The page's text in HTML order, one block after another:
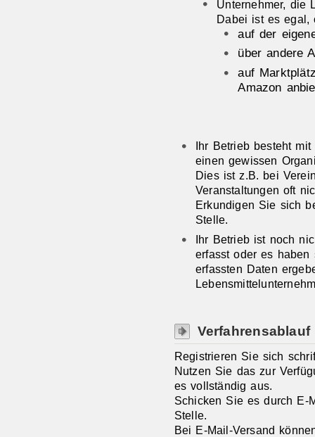
Unternehmer, die
Dabei ist es egal,
auf der
über andere
auf
Amazon
Ihr Betrieb besteht
einen gewissen
Dies ist z.B. bei
Veranstaltungen oft
Erkundigen Sie sich
Stelle.
Ihr Betrieb ist noch
erfasst oder es
erfassten Daten
Verfahrensablauf
Registrieren Sie sich
Nutzen Sie das zur
es vollständig aus.
Schicken Sie es durch E-
Stelle.
Bei E-Mail-Versand